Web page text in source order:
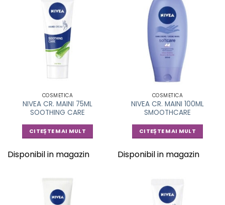
COSMETICA
NIVEA CR. MAINI 75ML
SOOTHING CARE
CITEȘTE MAI MULT
Disponibil in magazin
COSMETICA
NIVEA CR. MAINI 100ML
SMOOTHCARE
CITEȘTE MAI MULT
Disponibil in magazin